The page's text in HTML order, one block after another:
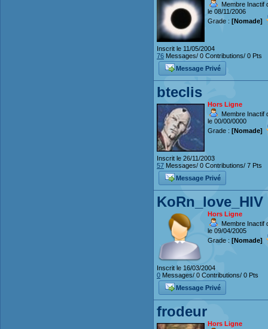
Membre Inactif
le 08/11/2006
Grade : [Nomade]
Inscrit le 11/05/2004
76 Messages/ 0 Contributions/ 0 Pts
Message Privé
bteclis
Hors Ligne
Membre Inactif
le 00/00/0000
Grade : [Nomade]
Inscrit le 26/11/2003
57 Messages/ 0 Contributions/ 7 Pts
Message Privé
KoRn_love_HIV
Hors Ligne
Membre Inactif
le 09/04/2005
Grade : [Nomade]
Inscrit le 16/03/2004
0 Messages/ 0 Contributions/ 0 Pts
Message Privé
frodeur
Hors Ligne